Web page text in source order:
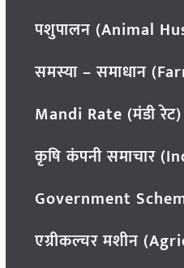
पशुपालन (Animal
समस्या – समाधान
Mandi Rate (मंडी रेट)
कृषि कंपनी समाचार
Government
एग्रीकल्चर मशीन